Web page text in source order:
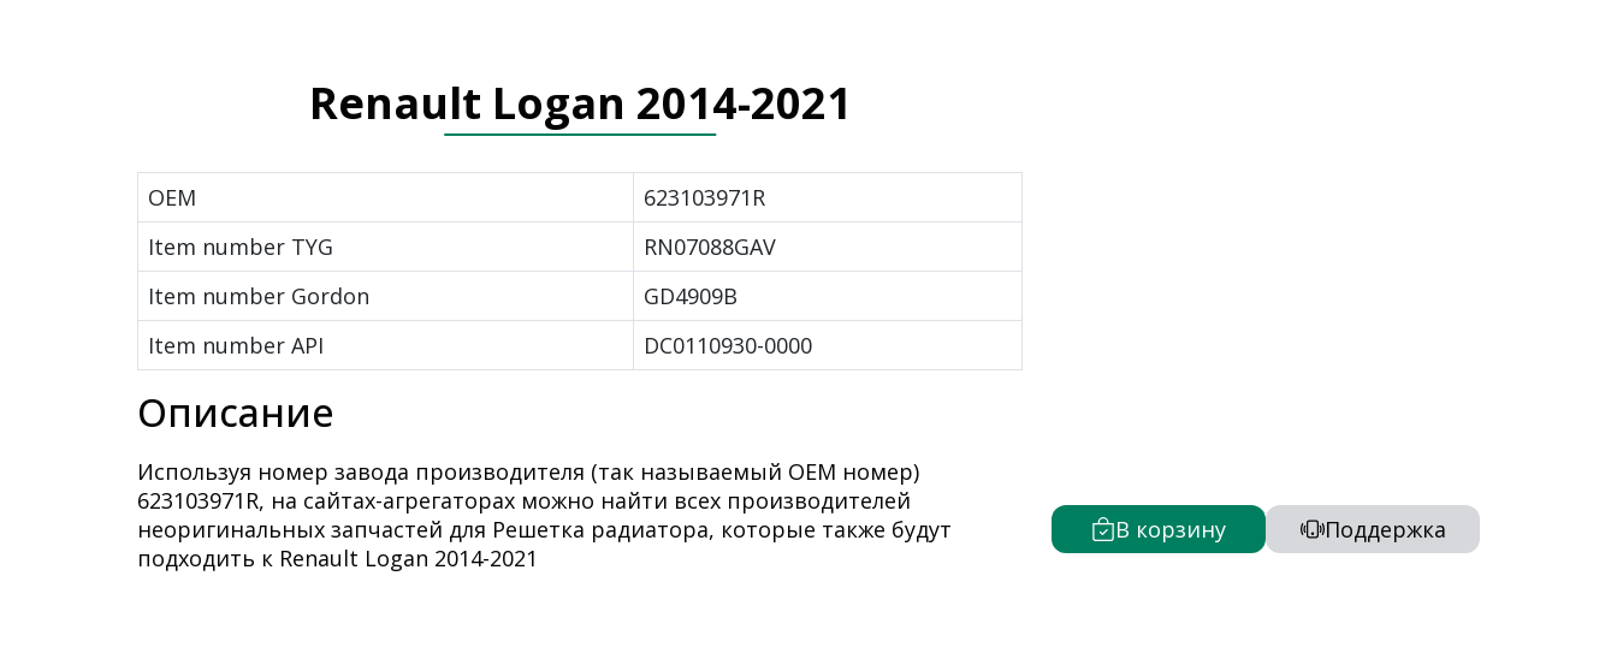
В корзину Поддержка
Renault Logan 2014-2021
OEM
623103971R
Item number TYG
RN07088GAV
Item number Gordon
GD4909B
Item number API
DC0110930-0000
Описание
Используя номер завода производителя (так называемый ОЕМ номер)
623103971R, на сайтах-агрегаторах можно найти всех производителей
неоригинальных запчастей для Решетка радиатора, которые также будут
подходить к Renault Logan 2014-2021